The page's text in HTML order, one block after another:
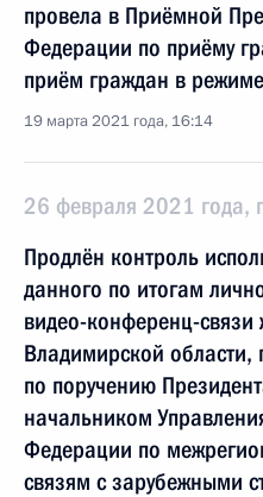
провела в Приёмной
Федерации по приёму
приём граждан в
19 марта 2021 года, 16:14
26 февраля 2021 года,
Продлён контроль
данного по итогам
видео-конференц-связи
Владимирской области,
по поручению
начальником
Федерации по
связям с зарубежными